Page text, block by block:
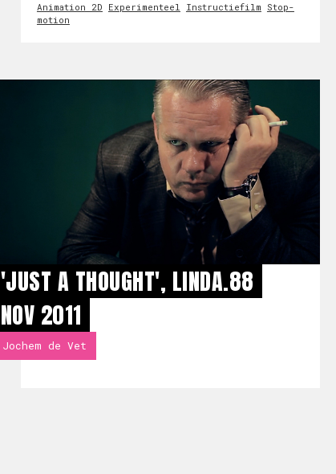
Animation 2D Experimenteel Instructiefilm Stop-
motion
'JUST A THOUGHT', LINDA.88
NOV 2011
Jochem de Vet